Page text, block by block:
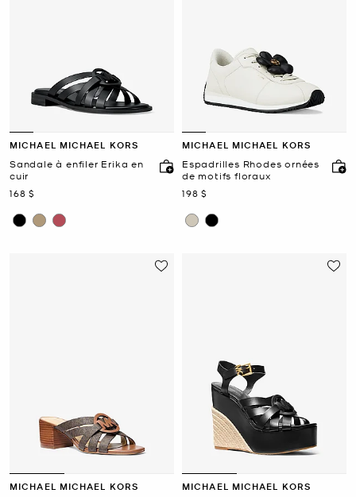
MICHAEL MICHAEL KORS
Sandale à enfiler Erika en
cuir
maintenant
168 $
MICHAEL MICHAEL KORS
Espadrilles Rhodes ornées
de motifs floraux
maintenant
198 $
MICHAEL MICHAEL KORS MICHAEL MICHAEL KORS